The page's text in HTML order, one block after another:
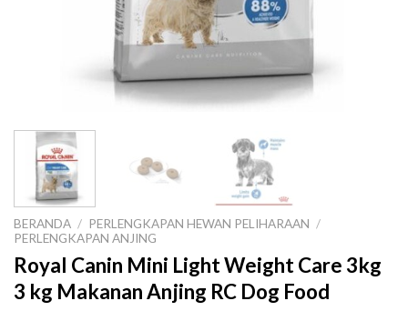
BERANDA / PERLENGKAPAN HEWAN PELIHARAAN /
PERLENGKAPAN ANJING
Royal Canin Mini Light Weight Care 3kg
3 kg Makanan Anjing RC Dog Food